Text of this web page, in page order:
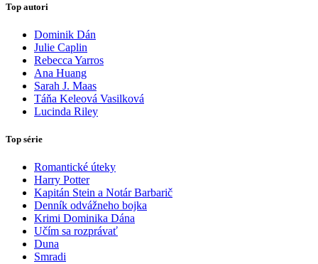
Top autori
Dominik Dán
Julie Caplin
Rebecca Yarros
Ana Huang
Sarah J. Maas
Táňa Keleová Vasilková
Lucinda Riley
Top série
Romantické úteky
Harry Potter
Kapitán Stein a Notár Barbarič
Denník odvážneho bojka
Krimi Dominika Dána
Učím sa rozprávať
Duna
Smradi